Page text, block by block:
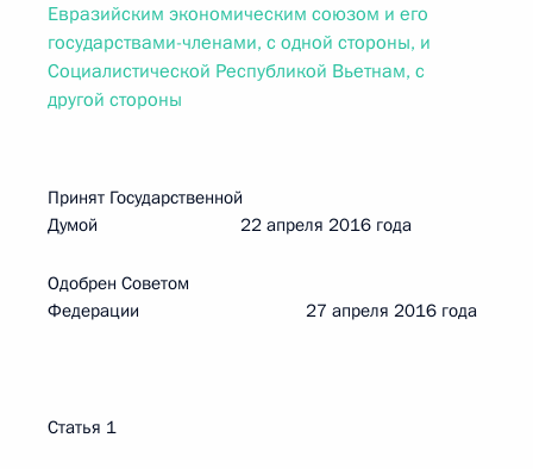
Евразийским экономическим союзом и его
государствами-членами, с одной стороны, и
Социалистической Республикой Вьетнам, с
другой стороны
Принят Государственной
Думой 22 апреля 2016 года
Одобрен Советом
Федерации 27 апреля 2016 года
Статья 1